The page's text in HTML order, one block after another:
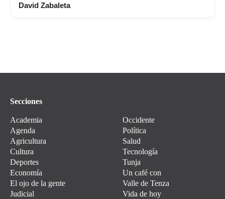
David Zabaleta
Secciones
Academia
Agenda
Agricultura
Cultura
Deportes
Economía
El ojo de la gente
Judicial
Occidente
Política
Salud
Tecnología
Tunja
Un café con
Valle de Tenza
Vida de hoy